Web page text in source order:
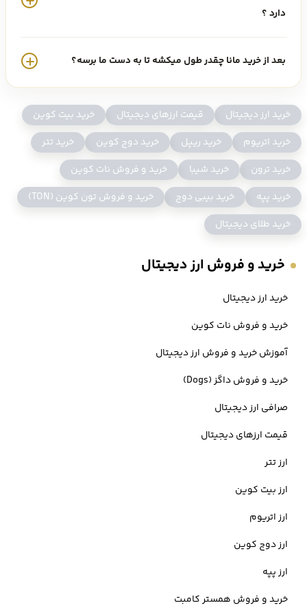
بنیانگذاران دسنترالند چه کسانی هستند؟
دسنترالند توسط آریل میلیچ و استبان اردانو تاسیس شد. هر دو از
سمت‌های اصلی خود در این پروژه کنار رفته‌اند، اما همچنان در کنار تیم
دسنترالند به عنوان مشاور کار می‌کنند. آریل میلیچ پیش از این بین
سال‌های 2017 تا 2020 نقش سرپرست پروژه را در دسنترالند بر عهده
داشت. او یک کارآفرین موفق است که چندین استارت‌آپ دیگر از جمله یک
عنوان یک تحلیلگر در یک صندوق سرمایه گذاری برجسته واقع در سیلیکون
ولی آمریکا کار می کرد. از سوی دیگر، استبان اوردانو رهبر سابق پلتفرم
دسنترالند است که سابقه طولانی و متنوعی در فضای ارزهای دیجیتال دارد.
همچنین او مدت کوتاهی است که شرکت توسعه قراردادهای هوشمند
خود را اداره می‌کند. استبان همچنین به عنوان یکی از بنیانگذاران
است، شناخته می شود. اگرچه آریل و استبان دیگر پروژه دسنترالند را
هدایت نمی کنند اما توسعه این پروژه همچنان ادامه دارد.
دارد ؟
بعد از خرید مانا چقدر طول میکشه تا به دست ما برسه؟
خرید ارز دیجیتال قیمت ارزهای دیجیتال
خرید بیت کوین
خرید اتریوم
خرید ریپل خرید دوج کوین
خرید تتر
خرید ترون
خرید شیبا
خرید و فروش نات کوین
خرید پپه
خرید بیبی دوج
خرید و فروش تون کوین (TON)
خرید طلای دیجیتال
خرید و فروش ارز دیجیتال
خرید ارز دیجیتال
خرید و فروش نات کوین
آموزش خرید و فروش ارز دیجیتال
خرید و فروش داگز (Dogs)
صرافی ارز دیجیتال
قیمت ارزهای دیجیتال
ارز تتر
ارز بیت کوین
ارز اتریوم
ارز دوج کوین
ارز پپه
خرید و فروش همستر کامبت